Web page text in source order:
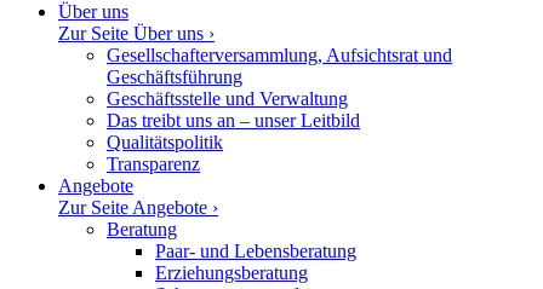
Über uns
Zur Seite Über uns ›
Gesell­schaf­ter­ver­sammlung, Aufsichtsrat und
Geschäftsführung
Geschäfts­stelle und Verwaltung
Das treibt uns an – unser Leitbild
Quali­täts­po­litik
Trans­parenz
Angebote
Zur Seite Angebote ›
Beratung
Paar- und Lebensberatung
Erzie­hungs­be­ratung